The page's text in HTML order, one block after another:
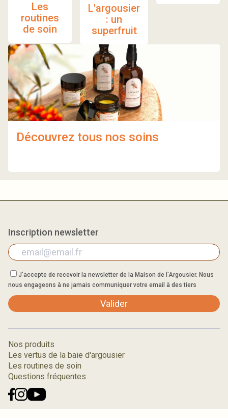
Les
routines
de soin
L'argousier
: un
superfruit
Découvrez tous nos soins
Nos produits
Les vertus de la baie d'argousier
Les routines de soin
Questions fréquentes
Inscription newsletter
J’accepte de recevoir la newsletter de la Maison de l'Argousier. Nous
nous engageons à ne jamais communiquer votre email à des tiers
Valider